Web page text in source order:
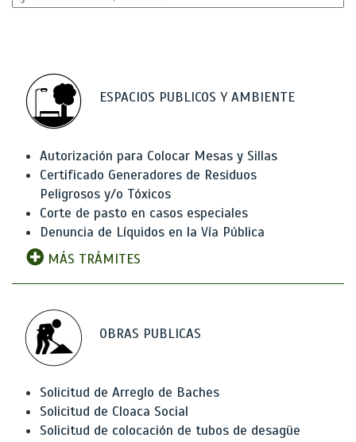
ESPACIOS PUBLICOS Y AMBIENTE
Autorización para Colocar Mesas y Sillas
Certificado Generadores de Residuos
Peligrosos y/o Tóxicos
Corte de pasto en casos especiales
Denuncia de Líquidos en la Vía Pública
MÁS TRÁMITES
OBRAS PUBLICAS
Solicitud de Arreglo de Baches
Solicitud de Cloaca Social
Solicitud de colocación de tubos de desagüe